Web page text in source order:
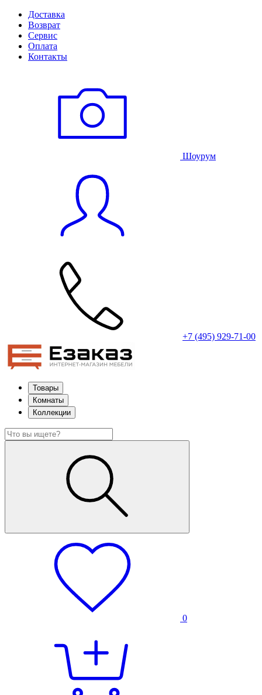
Доставка
Возврат
Сервис
Оплата
Контакты
Шоурум
+7 (495) 929-71-00
Товары
Комнаты
Коллекции
0